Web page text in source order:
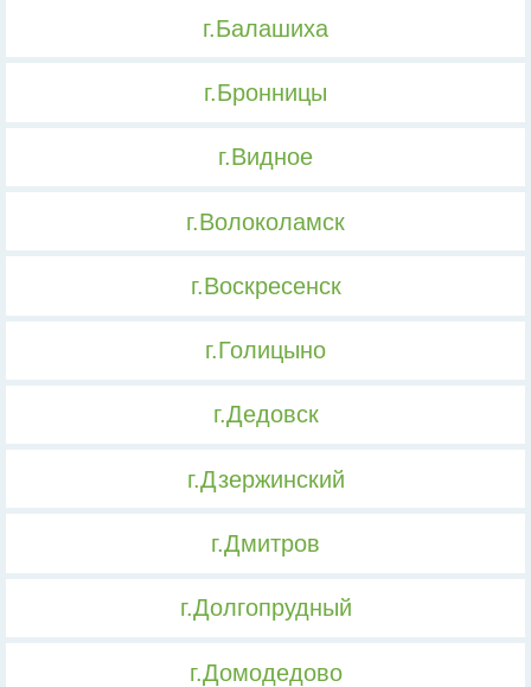
г.Балашиха
г.Бронницы
г.Видное
г.Волоколамск
г.Воскресенск
г.Голицыно
г.Дедовск
г.Дзержинский
г.Дмитров
г.Долгопрудный
г.Домодедово